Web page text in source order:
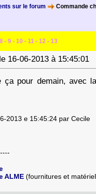
sur le forum
Commande
8 - 9 - 10 - 11 - 12 - 13
16-06-2013 à 15:45:01
ça pour demain, avec
2013 e 15:45:24 par Cecile
ALME (fournitures et